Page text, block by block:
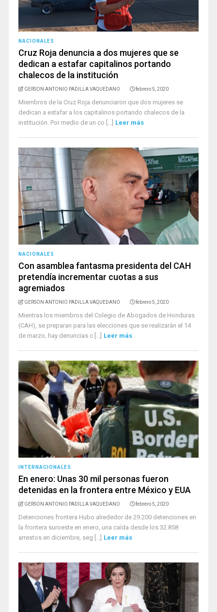
NACIONALES
Cruz Roja denuncia a dos mujeres que se
dedican a estafar capitalinos portando
chalecos de la institución
GERSON ANTONIO PADILLA VAQUEDANO febrero 5, 2020
Miembros de la Cruz Roja denunciaron que dos mujeres se
dedican a estafar a los capitalinos portando chalecos de la
institución. Por medio de un co [...] Leer más
NACIONALES
Con asamblea fantasma presidenta del CAH
pretendía incrementar cuotas a sus
agremiados
GERSON ANTONIO PADILLA VAQUEDANO febrero 5, 2020
Mientras los miembros del Colegio de Abogados de Honduras
(CAH), se preparan para las elecciones que se realizarán el 14
de marzo, hay denuncias c [...] Leer más
INTERNACIONALES
En enero: Unas 30 mil personas fueron
detenidas en la frontera entre México y EUA
GERSON ANTONIO PADILLA VAQUEDANO febrero 5, 2020
Detenciones frontera Hubo alrededor de 29.200 detenciones en
la frontera suroeste en enero, una caída desde los 32.858
arrestos en diciembre, seg [...] Leer más